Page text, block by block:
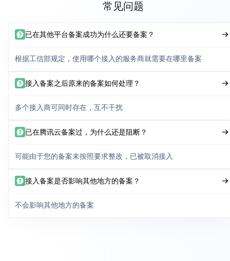
常见问题
已在其他平台备案成功为什么还要备案？
根据工信部规定，使用哪个接入的服务商就需要在哪里备案
接入备案之后原来的备案如何处理？
多个接入商可同时存在，互不干扰
已在腾讯云备案过，为什么还是阻断？
可能由于您的备案未按照要求整改，已被取消接入
接入备案是否影响其他地方的备案？
不会影响其他地方的备案